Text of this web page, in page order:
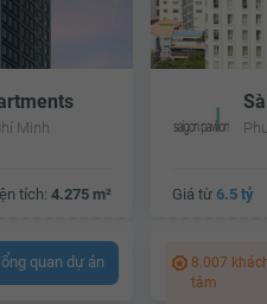
Minh
tích: 4.275 m²
quan dự án
Giá từ 6.5 tỷ
8.007
tâm